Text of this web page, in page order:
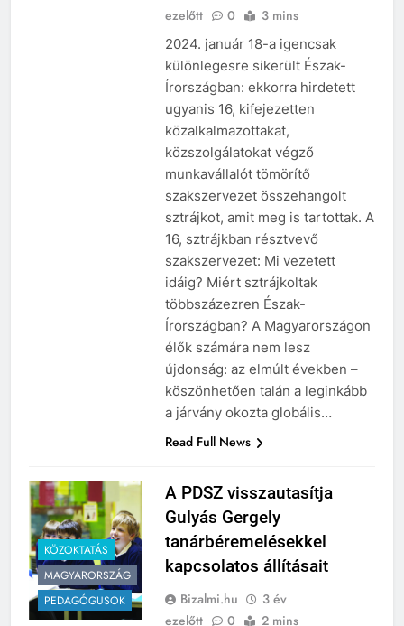
Bizalmi.hu
3 év
2024. január 18-a igencsak
különlegesre sikerült Észak-
Írországban: ekkorra hirdetett
ugyanis 16, kifejezetten
közalkalmazottakat,
közszolgálatokat végző
munkavállalót tömörítő
szakszervezet összehangolt
sztrájkot, amit meg is tartottak. A
16, sztrájkban résztvevő
szakszervezet: Mi vezetett
idáig? Miért sztrájkoltak
többszázezren Észak-
Írországban? A Magyarországon
élők számára nem lesz
újdonság: az elmúlt években –
köszönhetően talán a leginkább
KÖZOKTATÁS
MAGYARORSZÁG
PEDAGÓGUSOK
A PDSZ visszautasítja
Gulyás Gergely
tanárbéremelésekkel
kapcsolatos állításait
Bizalmi.hu
3 év